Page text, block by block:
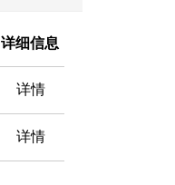
详细信息
详情
详情